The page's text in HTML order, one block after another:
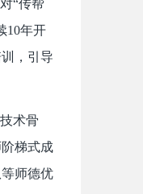
“传帮
10年开
，引导
术骨
梯式成
师德优